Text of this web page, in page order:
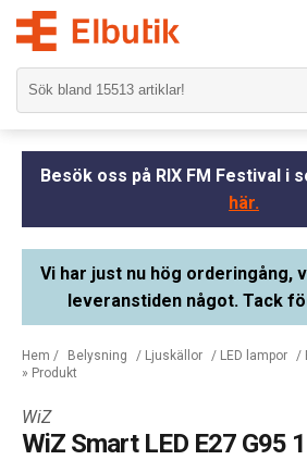
Besök oss på RIX FM Festival i
här.
Vi har just nu hög orderingång,
leveranstiden något. Tack
Hem / Belysning / Ljuskällor / LED lampor /
» Produkt
WiZ
WiZ Smart LED E27 G95